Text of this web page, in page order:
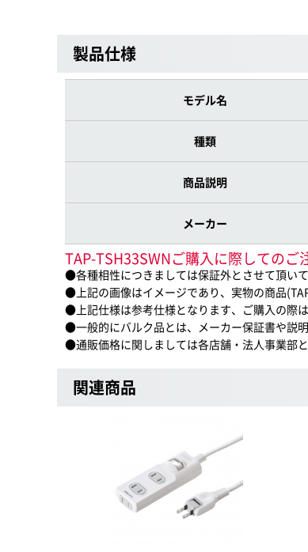
製品仕様
モデル名
種類
商品説明
メーカー
TAP-TSH33SWNご購入に際してのご
●各種相性につきましては保証外とさせて頂いて
●上記の画像はイメージであり、実物の商品
●上記仕様は参考仕様となります、ご購入の際
●一般的にバルク品とは、メーカー保証書や説
●通販価格に関しましては各店舗・法人事業部
関連商品